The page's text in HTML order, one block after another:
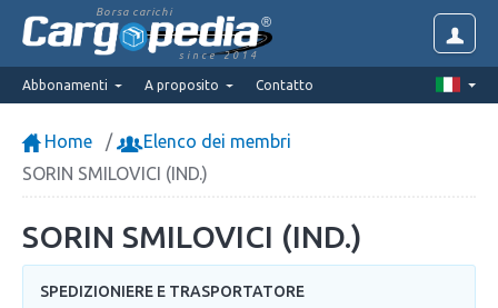
Borsa carichi
since 2014
Abbonamenti A proposito Contatto
Home
Elenco dei membri
SORIN SMILOVICI (IND.)
SORIN SMILOVICI (IND.)
SPEDIZIONIERE E TRASPORTATORE